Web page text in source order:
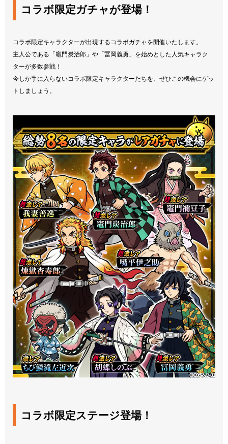
コラボ限定ガチャが登場！
コラボ限定キャラクターが出現するコラボガチャを開催いたします。
主人公である「竈門炭治郎」や「冨岡義勇」を始めとした人気キャラク
ターが多数参戦！
今しか手に入らないコラボ限定キャラクターたちを、ぜひこの機会にゲッ
トしましょう。
コラボ限定ステージ登場！